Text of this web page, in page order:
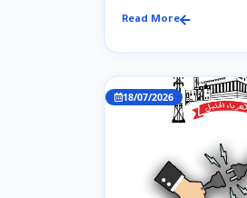
Read More
18/07/2026